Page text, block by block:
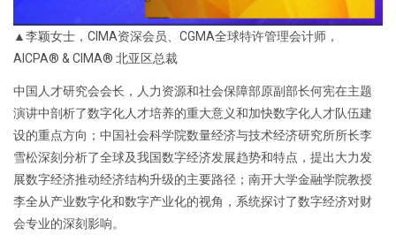
▲李颖女士，CIMA资深会员、CGMA全球特许管理会计师，
AICPA® & CIMA® 北亚区总裁
中国人才研究会会长，人力资源和社会保障部原副部长何宪在主题
演讲中剖析了数字化人才培养的重大意义和加快数字化人才队伍建
设的重点方向；中国社会科学院数量经济与技术经济研究所所长李
雪松深刻分析了全球及我国数字经济发展趋势和特点，提出大力发
展数字经济推动经济结构升级的主要路径；南开大学金融学院教授
李全从产业数字化和数字产业化的视角，系统探讨了数字经济对财
会专业的深刻影响。